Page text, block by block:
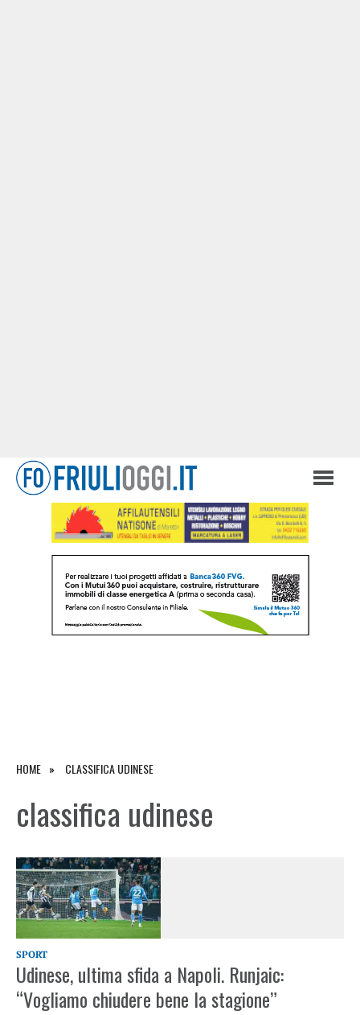
HOME CLASSIFICA UDINESE
classifica udinese
SPORT
Udinese, ultima sfida a Napoli. Runjaic:
“Vogliamo chiudere bene la stagione”